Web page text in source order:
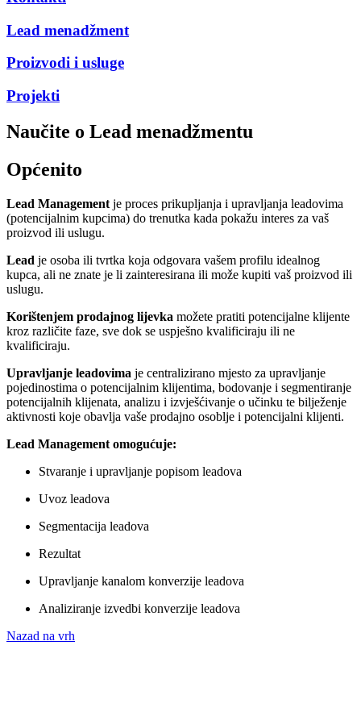
Lead menadžment
Proizvodi i usluge
Projekti
Naučite o Lead menadžmentu
Općenito
Lead Management je proces prikupljanja i upravljanja leadovima
(potencijalnim kupcima) do trenutka kada pokažu interes za vaš
proizvod ili uslugu.
Lead je osoba ili tvrtka koja odgovara vašem profilu idealnog
kupca, ali ne znate je li zainteresirana ili može kupiti vaš proizvod ili
uslugu.
Korištenjem prodajnog lijevka možete pratiti potencijalne klijente
kroz različite faze, sve dok se uspješno kvalificiraju ili ne
kvalificiraju.
Upravljanje leadovima je centralizirano mjesto za upravljanje
pojedinostima o potencijalnim klijentima, bodovanje i segmentiranje
potencijalnih klijenata, analizu i izvješćivanje o učinku te bilježenje
aktivnosti koje obavlja vaše prodajno osoblje i potencijalni klijenti.
Lead Management omogućuje:
Stvaranje i upravljanje popisom leadova
Uvoz leadova
Segmentacija leadova
Rezultat
Upravljanje kanalom konverzije leadova
Analiziranje izvedbi konverzije leadova
Nazad na vrh